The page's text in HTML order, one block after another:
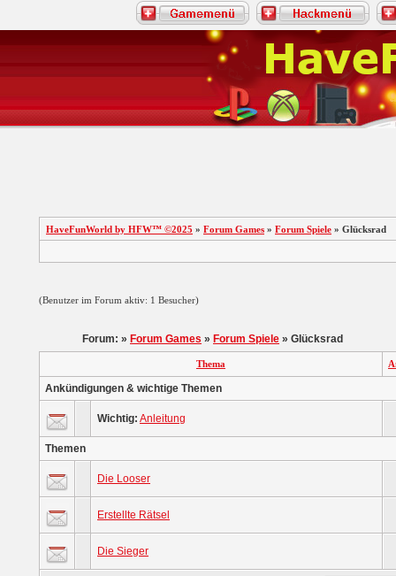
HaveFunWorld by HFW™ ©2025 » Forum Games » Forum Spiele » Glücksrad
(Benutzer im Forum aktiv: 1 Besucher)
Forum: » Forum Games » Forum Spiele » Glücksrad
Thema
Ankündigungen & wichtige Themen
Wichtig: Anleitung
Themen
Die Looser
Erstellte Rätsel
Die Sieger